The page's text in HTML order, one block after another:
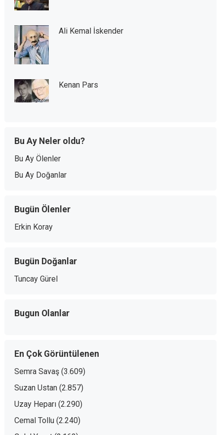
Ali Kemal İskender
Kenan Pars
Bu Ay Neler oldu?
Bu Ay Ölenler
Bu Ay Doğanlar
Bugün Ölenler
Erkin Koray
Bugün Doğanlar
Tuncay Gürel
Bugun Olanlar
En Çok Görüntülenen
Semra Savaş (3.609)
Suzan Ustan (2.857)
Uzay Heparı (2.290)
Cemal Tollu (2.240)